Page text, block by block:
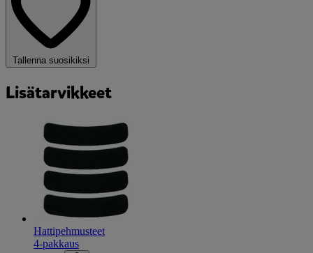
Tallenna suosikiksi
Lisätarvikkeet
Hattipehmusteet
4-pakkaus